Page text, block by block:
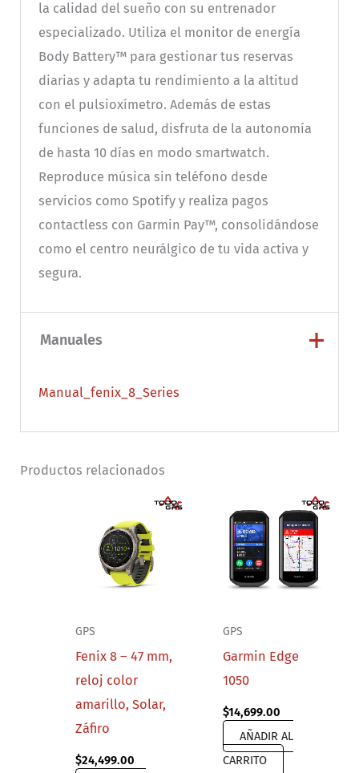
la calidad del sueño con su entrenador
especializado. Utiliza el monitor de energía
Body Battery™ para gestionar tus reservas
diarias y adapta tu rendimiento a la altitud
con el pulsioxímetro. Además de estas
funciones de salud, disfruta de la autonomía
de hasta 10 días en modo smartwatch.
Reproduce música sin teléfono desde
servicios como Spotify y realiza pagos
contactless con Garmin Pay™, consolidándose
como el centro neurálgico de tu vida activa y
segura.
Manuales
Manual_fenix_8_Series
Productos relacionados
GPS
Fenix 8 – 47 mm,
reloj color
amarillo, Solar,
Záfiro
$24,499.00
GPS
Garmin Edge
1050
$14,699.00
AÑADIR AL
CARRITO